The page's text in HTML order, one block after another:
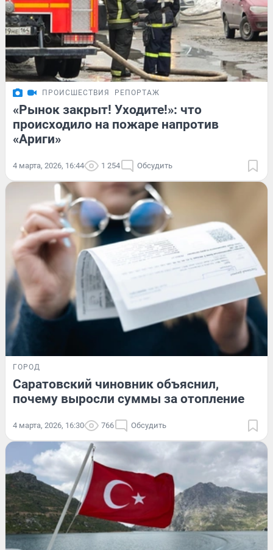
ПРОИСШЕСТВИЯ РЕПОРТАЖ
«Рынок закрыт! Уходите!»: что
происходило на пожаре напротив
«Ариги»
4 марта, 2026, 16:44 1 254 Обсудить
ГОРОД
Саратовский чиновник объяснил,
почему выросли суммы за отопление
4 марта, 2026, 16:30 766 Обсудить